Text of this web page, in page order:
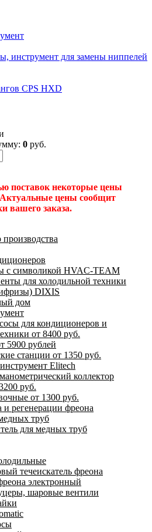
инструмент для замены ниппелей
CPS HXD
0 руб.
поставок некоторые цены
цены сообщит
вашего заказа.
с символикой HVAC-TEAM
для холодильной техники
DIXIS
дом
для кондиционеров и
от 8400 руб.
5900 рублей
станции от 1350 руб.
Elitech
коллектор
руб.
от 1300 руб.
и регенерации фреона
труб
для медных труб
течеискатель фреона
электронный
шаровые вентили